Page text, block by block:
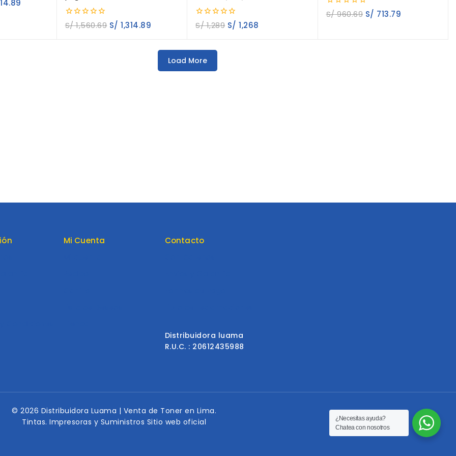
0
out
S/1,560.69 S/ 1,314.89
0
out
S/1,289 S/ 1,268
0
out
S/960.69 S/ 713.79
Load More
Mi Cuenta Contacto
Distribuidora luama
R.U.C. : 20612435988
© 2026 Distribuidora Luama | Venta de Toner en Lima.
Tintas. Impresoras y Suministros Sitio web oficial
¿Necesitas ayuda?
Chatea con nosotros